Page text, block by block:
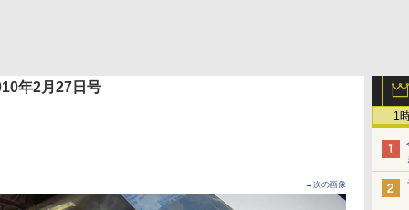
1
年2月27日号
→次の画像